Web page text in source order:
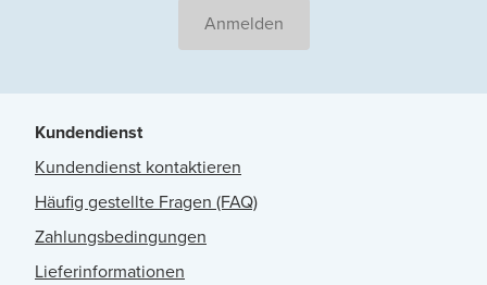
Anmelden
Kundendienst
Kundendienst kontaktieren
Häufig gestellte Fragen (FAQ)
Zahlungsbedingungen
Lieferinformationen